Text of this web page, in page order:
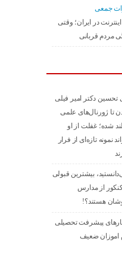
جمعی
در ایران؛ وقتی
مردم قربانی
تحسین دکتر امیر فیلی
تا ژورنال‌های علمی
شده؛ غفلت از او
نمونه تازه‌ای از فرار
بیشترین قبولی
از مدارس
هستند؟!
پیشرفت تحصیلی
اموزان ضعیف